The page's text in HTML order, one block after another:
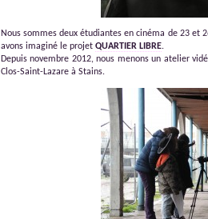
Nous sommes deux étudiantes en cinéma de 23 et
avons imaginé le projet QUARTIER LIBRE.
Depuis novembre 2012, nous menons un atelier
Clos-Saint-Lazare à Stains.